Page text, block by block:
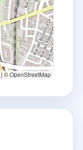
|© OpenStreetMap